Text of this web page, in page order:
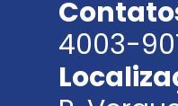
4003-